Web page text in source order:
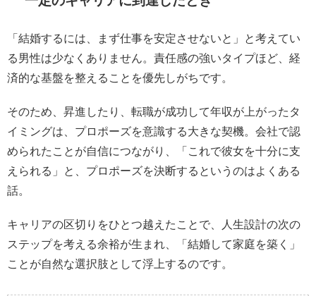
「結婚するには、まず仕事を安定させないと」と考えてい
る男性は少なくありません。責任感の強いタイプほど、経
済的な基盤を整えることを優先しがちです。
そのため、昇進したり、転職が成功して年収が上がったタ
イミングは、プロポーズを意識する大きな契機。会社で認
められたことが自信につながり、「これで彼女を十分に支
えられる」と、プロポーズを決断するというのはよくある
話。
キャリアの区切りをひとつ越えたことで、人生設計の次の
ステップを考える余裕が生まれ、「結婚して家庭を築く」
ことが自然な選択肢として浮上するのです。